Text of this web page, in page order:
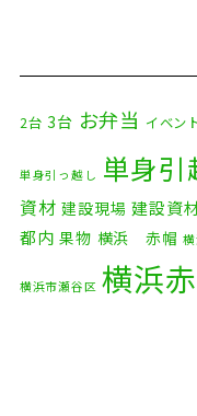
2台 3台 お弁当 イベン
単身引っ越し 単身引
資材 建設現場 建設資
都内 果物 横浜 赤帽
横浜市瀬谷区 横浜